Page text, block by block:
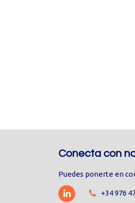
Conecta con
Puedes ponerte en
+34 976